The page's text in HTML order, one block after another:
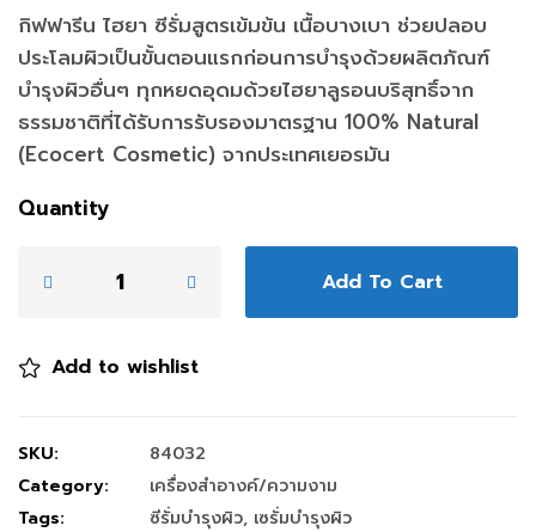
กิฟฟารีน ไฮยา ซีรั่มสูตรเข้มข้น เนื้อบางเบา ช่วยปลอบ
ประโลมผิวเป็นขั้นตอนแรกก่อนการบำรุงด้วยผลิตภัณฑ์
บำรุงผิวอื่นๆ ทุกหยดอุดมด้วยไฮยาลูรอนบริสุทธิ์จาก
ธรรมชาติที่ได้รับการรับรองมาตรฐาน 100% Natural
(Ecocert Cosmetic) จากประเทศเยอรมัน
Quantity
Add To Cart
Add to wishlist
SKU:
84032
Category:
เครื่องสำอางค์/ความงาม
Tags:
ซีรั่มบำรุงผิว, เซรั่มบำรุงผิว